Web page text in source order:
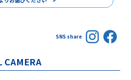
SNS share
CAMERA